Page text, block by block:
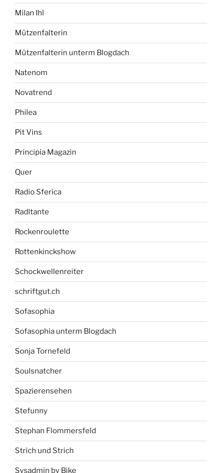
Milan Ihl
Mützenfalterin
Mützenfalterin unterm Blogdach
Natenom
Novatrend
Philea
Pit Vins
Principia Magazin
Quer
Radio Sferica
Radltante
Rockenroulette
Rottenkinckshow
Schockwellenreiter
schriftgut.ch
Sofasophia
Sofasophia unterm Blogdach
Sonja Tornefeld
Soulsnatcher
Spazierensehen
Stefunny
Stephan Flommersfeld
Strich und Strich
Sysadmin by Bike